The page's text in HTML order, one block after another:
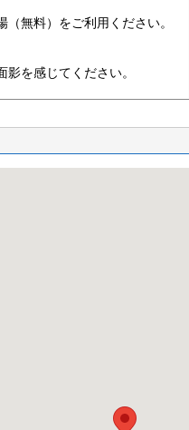
無料）をご利用ください。
を感じてください。